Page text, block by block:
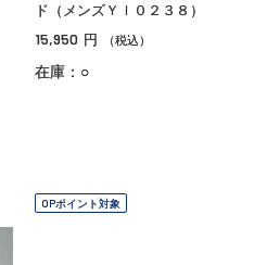
ド（メンズＹＩ０２３８）
15,950 円 （税込）
在庫：○
OPポイント対象